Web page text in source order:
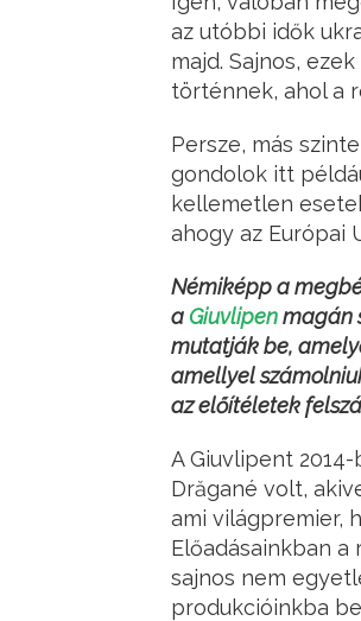
az utóbbi idők
majd. Sajnos,
történnek, ahol a
Persze, más
gondolok itt
kellemetlen
ahogy az Európai
Némiképp a
aGiuvlipenmagán
mutatják be,
amellyel
az előítéletek
A Giuvlipent
Drăgané volt,
ami világpremier,
Előadásainkban
sajnos nem
produkcióinkba